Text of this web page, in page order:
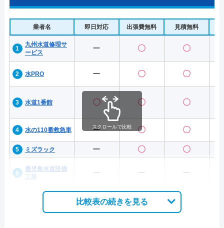
業者名 即日対応 出張費無料 見積無料
九州水道修理サ
ービス
ー 〇 〇
水PRO ー 〇 〇
水道1番館 〇 〇 〇
水の110番救急車 ー 〇 〇
ミズラック ー 〇 〇
鹿児島水道設備
工業
ー ー ー
スクロールで比較
比較表の続きを見る